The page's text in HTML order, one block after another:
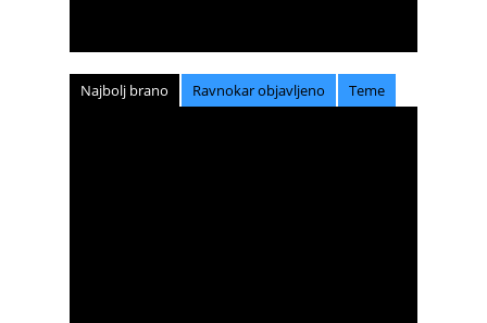
Najbolj brano Ravnokar objavljeno Teme